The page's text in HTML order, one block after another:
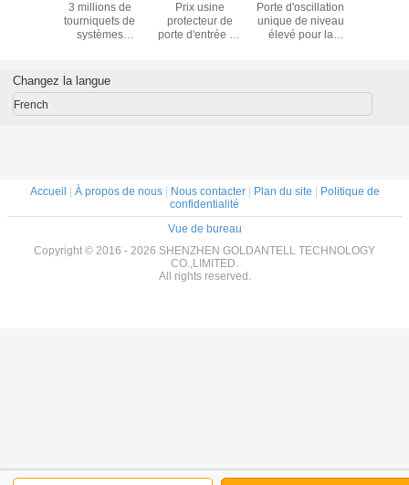
3 millions de
tourniquets de
systèmes
d'Access durables
de sécurité
Prix usine
protecteur de
porte d'entrée de
thermomètre de
protecteur de
Porte d'oscillation
unique de niveau
élevé pour la
minute
Changez la langue
French
Accueil À propos de nous| Nous contacter| Plan du site
Politique de
confidentialité
Vue de bureau
Copyright © 2016 - 2026 SHENZHEN GOLDANTELL TECHNOLOGY
CO.,LIMITED.
All rights reserved.